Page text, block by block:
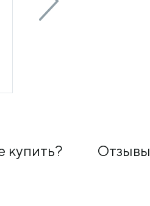
Кровать Nety
без основания
купить? Отзывы